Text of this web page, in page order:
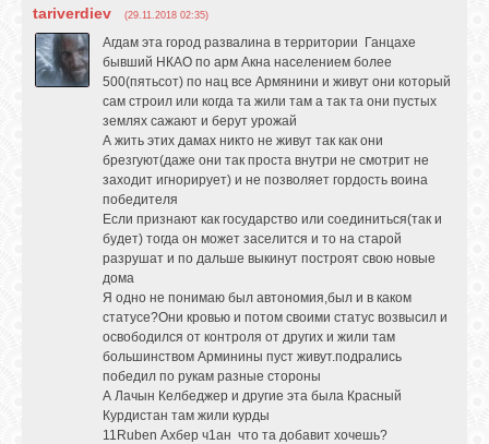
tariverdiev (29.11.2018 02:35)
Агдам эта город развалина в территории Ганцахе
бывший НКАО по арм Акна населением более
500(пятьсот) по нац все Армянини и живут они который
сам строил или когда та жили там а так та они пустых
землях сажают и берут урожай
А жить этих дамах никто не живут так как они
брезгуют(даже они так проста внутри не смотрит не
заходит игнорирует) и не позволяет гордость воина
победителя
Если признают как государство или соединиться(так и
будет) тогда он может заселится и то на старой
разрушат и по дальше выкинут построят свою новые
дома
Я одно не понимаю был автономия,был и в каком
статусе?Они кровью и потом своими статус возвысил и
освободился от контроля от других и жили там
большинством Арминины пуст живут.подрались
победил по рукам разные стороны
А Лачын Келбеджер и другие эта была Красный
Курдистан там жили курды
11Ruben Ахбер ч1ан что та добавит хочешь?